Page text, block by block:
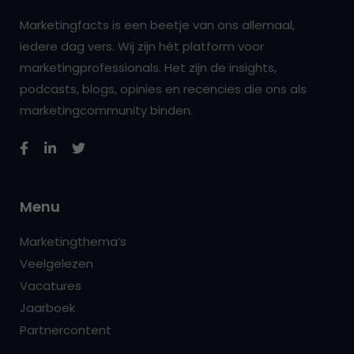
Marketingfacts is een beetje van ons allemaal,
iedere dag vers. Wij zijn hét platform voor
marketingprofessionals. Het zijn de insights,
podcasts, blogs, opinies en recencies die ons als
marketingcommunity binden.
Menu
Marketingthema’s
Veelgelezen
Vacatures
Jaarboek
Partnercontent